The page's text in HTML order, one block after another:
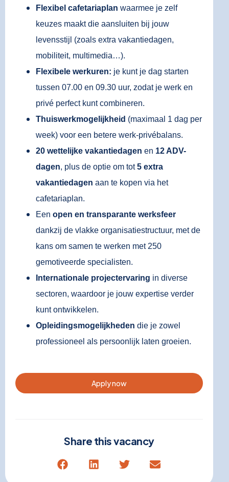
Flexibel cafetariaplan waarmee je zelf
keuzes maakt die aansluiten bij jouw
levensstijl (zoals extra vakantiedagen,
mobiliteit, multimedia…).
Flexibele werkuren: je kunt je dag starten
tussen 07.00 en 09.30 uur, zodat je werk en
privé perfect kunt combineren.
Thuiswerkmogelijkheid (maximaal 1 dag per
week) voor een betere werk-privébalans.
20 wettelijke vakantiedagen en 12 ADV-
dagen, plus de optie om tot5 extra
vakantiedagen aan te kopen via het
cafetariaplan.
Een open en transparante werksfeer
dankzij de vlakke organisatiestructuur, met de
kans om samen te werken met 250
gemotiveerde specialisten.
Internationale projectervaring in diverse
sectoren, waardoor je jouw expertise verder
kunt ontwikkelen.
Opleidingsmogelijkheden die je zowel
professioneel als persoonlijk laten groeien.
Apply now
Share this vacancy